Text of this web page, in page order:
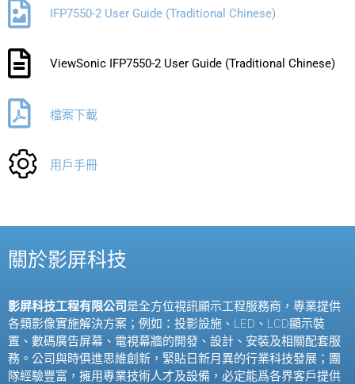
IFP7550-2 User Guide (Traditional Chinese)
ViewSonic IFP7550-2 User Guide (Traditional Chinese)
檔案下載
用戶手冊
關於影屏科技
影屏科技工程有限公司是全方位視訊顯示工程服務商，專業提供
各類影像實施解決方案；例如：投影設施、 LED 、 LCD顯示裝
置、數碼廣告屏幕、電視幕牆的開發、設計、安裝及相關配套服
務。公司與時俱進思維創新，緊貼日新月異的行業科技發展；團
隊經驗豐富，擁用專業技術人才及設備，必定能爲各界客戶提供